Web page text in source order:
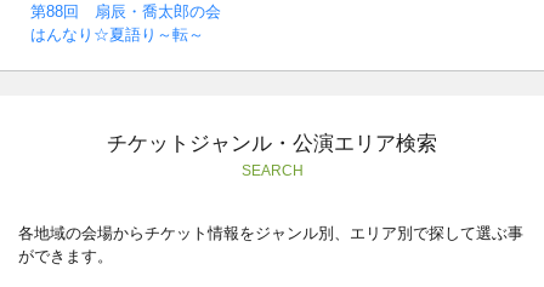
第88回 扇辰・喬太郎の会
はんなり☆夏語り～転～
チケットジャンル・公演エリア検索
SEARCH
各地域の会場からチケット情報をジャンル別、エリア別で探して選ぶ事
ができます。